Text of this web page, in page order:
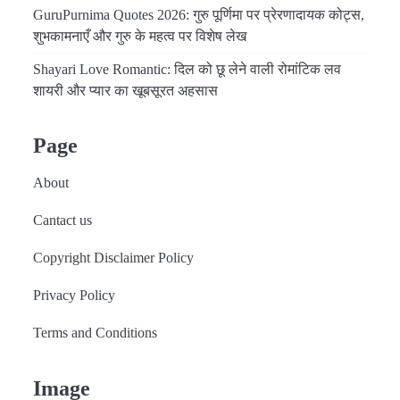
GuruPurnima Quotes 2026: गुरु पूर्णिमा पर प्रेरणादायक कोट्स,
शुभकामनाएँ और गुरु के महत्व पर विशेष लेख
Shayari Love Romantic: दिल को छू लेने वाली रोमांटिक लव
शायरी और प्यार का खूबसूरत अहसास
Page
About
Cantact us
Copyright Disclaimer Policy
Privacy Policy
Terms and Conditions
Image